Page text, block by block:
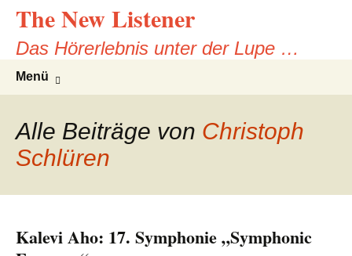
Inhalt
springen
The New Listener
Das Hörerlebnis unter der Lupe …
Menü
Alle Beiträge von Christoph
Schlüren
Kalevi Aho: 17. Symphonie „Symphonic